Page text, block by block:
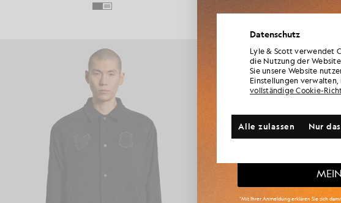
Datenschutz
Lyle & Scott verwendet
die Nutzung der
Sie unsere Website
Einstellungen verwalten,
vollständige Cookie-
Nur
Alle zulassen
Werden Sie Mitglied
Neuheiten der neuen
für Mitglieder sowie
Weitere
*Mit Ihrer Anmeldung erklären Sie sich